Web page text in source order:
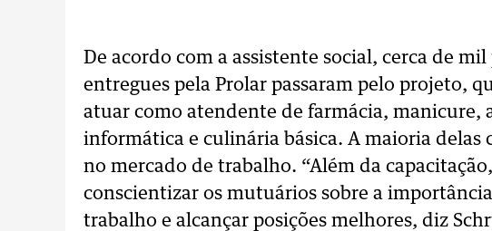
De acordo com a assistente social, cerca de
entregues pela Prolar passaram pelo projeto,
atuar como atendente de farmácia,
informática e culinária básica. A maioria delas
no mercado de trabalho. “Além da
conscientizar os mutuários sobre a
trabalho e alcançar posições melhores, diz